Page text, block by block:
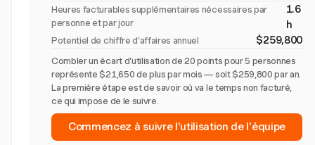
Heures facturables supplémentaires nécessaires par
personne et par jour
1.6
h
Potentiel de chiffre d'affaires annuel $259,800
Combler un écart d'utilisation de 20 points pour 5 personnes
représente $21,650 de plus par mois — soit $259,800 par an.
La première étape est de savoir où va le temps non facturé,
ce qui impose de le suivre.
Commencez à suivre l'utilisation de l'équipe